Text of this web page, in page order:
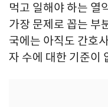
먹고 일해야 하는 열
가장 문제로 꼽는 부
국에는 아직도 간호
자 수에 대한 기준이